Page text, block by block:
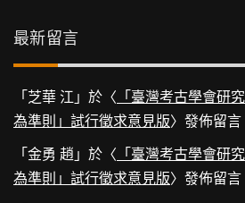
最新留言
「 芝華 江 」於〈 「臺灣考古學會研
為準則」試行徵求意見版〉發佈留言
「 金勇 趙 」於〈 「臺灣考古學會研
為準則」試行徵求意見版〉發佈留言